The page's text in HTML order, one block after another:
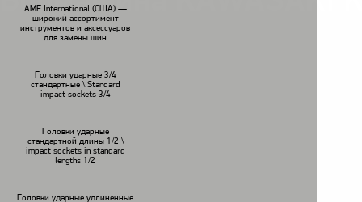
AME International (США) —
широкий ассортимент
инструментов и аксессуаров
для замены шин
Головки ударные 3/4
стандартные \ Standard
impact sockets 3/4
Головки ударные
стандартной длины 1/2 \
impact sockets in standard
lengths 1/2
Головки ударные удлиненные